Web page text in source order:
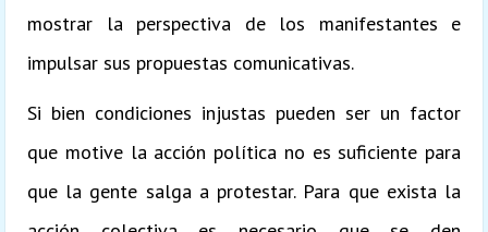
mostrar la perspectiva de los manifestantes e
impulsar sus propuestas comunicativas.
Si bien condiciones injustas pueden ser un factor
que motive la acción política no es suficiente para
que la gente salga a protestar. Para que exista la